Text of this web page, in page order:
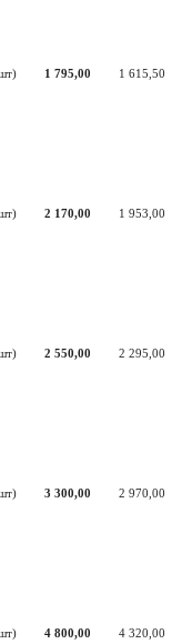
1 795,00 1 615,50
2 170,00 1 953,00
2 550,00 2 295,00
3 300,00 2 970,00
4 800,00 4 320,00